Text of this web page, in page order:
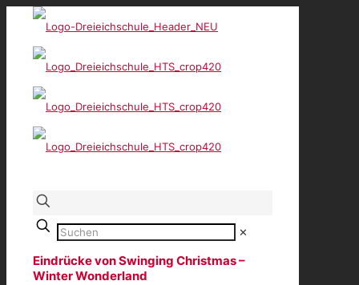
✕
Eindrücke von Swinging Christmas –
Winter Wonderland